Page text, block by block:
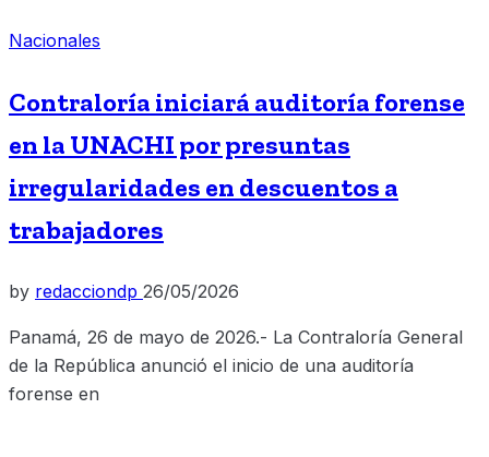
Nacionales
Contraloría iniciará auditoría forense
en la UNACHI por presuntas
irregularidades en descuentos a
trabajadores
by redacciondp 26/05/2026
Panamá, 26 de mayo de 2026.- La Contraloría General
de la República anunció el inicio de una auditoría
forense en